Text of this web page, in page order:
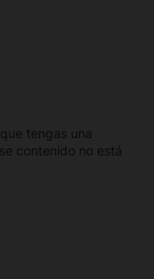
tengas una
contenido no está